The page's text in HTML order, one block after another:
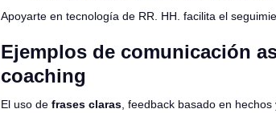
Apoyarte en tecnología de RR. HH. facilita el
Ejemplos de comunicación
coaching
El uso de frases claras , feedback basado en